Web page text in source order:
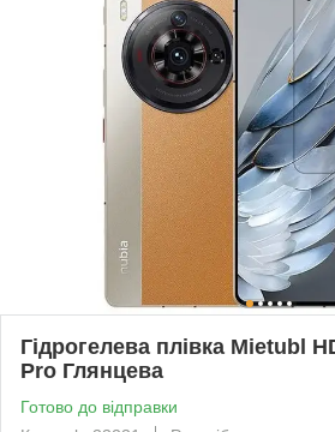
Гідрогелева плівка Mietubl
Pro Глянцева
Готово до відправки